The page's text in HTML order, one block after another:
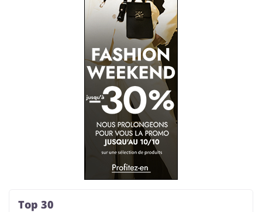
Top 30